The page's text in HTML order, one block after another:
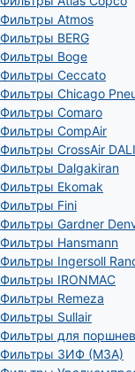
Фильтры Atmos
Фильтры BERG
Фильтры Boge
Фильтры Ceccato
Фильтры Chicago
Фильтры Comaro
Фильтры CompAir
Фильтры CrossAir DALI
Фильтры Dalgakiran
Фильтры Ekomak
Фильтры Fini
Фильтры Gardner
Фильтры Hansmann
Фильтры Ingersoll
Фильтры IRONMAC
Фильтры Remeza
Фильтры Sullair
Фильтры для
Фильтры ЗИФ (МЗА)